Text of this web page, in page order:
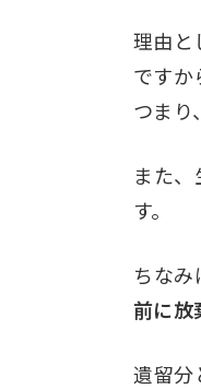
理由と
ですか
つまり、
また
す。
ちなみ
前に放
遺留分